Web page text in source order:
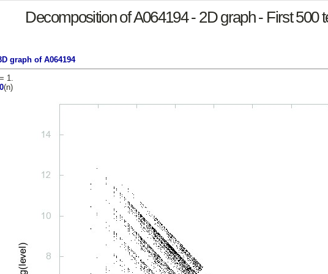
Decomposition of A064194 - 2D graph - First 500
graph of A064194
1.
(n)